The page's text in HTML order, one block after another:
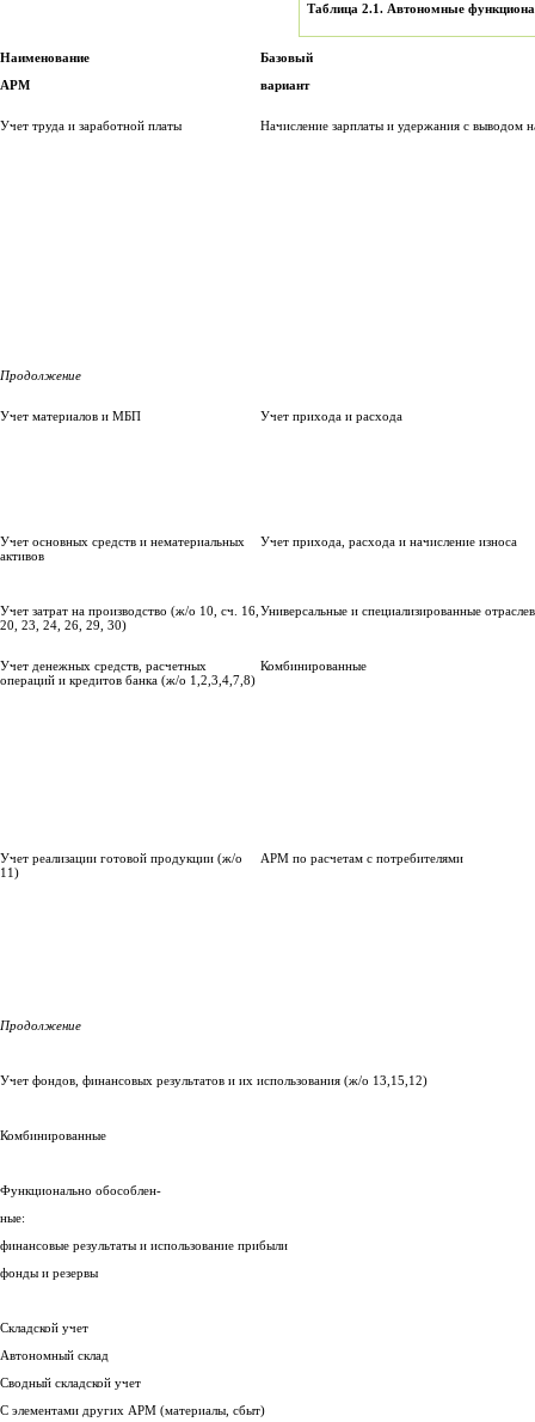
Таблица 2.1. Автономные
Наименование
АРМ
Базовый
вариант
Учет труда и заработной платы Начисление зарплаты и удержания с выводом
Продолжение
Учет материалов и МБП Учет прихода и расхода
Учет основных средств и нематериальных
активов
Учет прихода, расхода и начисление износа
Учет затрат на производство (ж/о 10, сч. 16,
20, 23, 24, 26, 29, 30)
Универсальные и специализированные
Учет денежных средств, расчетных
операций и кредитов банка (ж/о 1,2,3,4,7,8)
Комбинированные
Учет реализации готовой продукции (ж/о
11)
АРМ по расчетам с потребителями
Продолжение
Учет фондов, финансовых результатов и их использования (ж/о 13,15,12)
Комбинированные
Функционально обособлен-
ные:
финансовые результаты и использование прибыли
фонды и резервы
Складской учет
Автономный склад
Сводный складской учет
С элементами других АРМ (материалы, сбыт)